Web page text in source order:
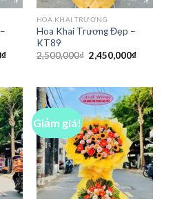
₫Giá
1,000,000₫.
HOA KHAI TRƯƠNG
Hoa Khai Trương Đẹp –
KT89
2,500,000₫ Giá
gốc
2,450,000₫Giá
Giảm giá!